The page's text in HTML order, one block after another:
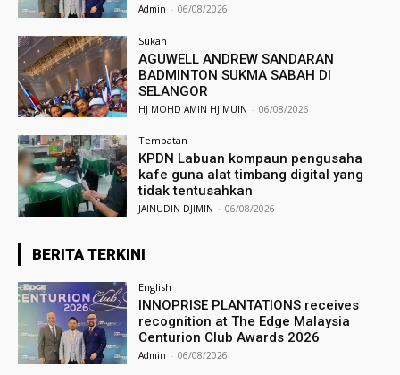
Admin - 06/08/2026
Sukan
AGUWELL ANDREW SANDARAN
BADMINTON SUKMA SABAH DI
SELANGOR
HJ MOHD AMIN HJ MUIN - 06/08/2026
Tempatan
KPDN Labuan kompaun pengusaha
kafe guna alat timbang digital yang
tidak tentusahkan
JAINUDIN DJIMIN - 06/08/2026
BERITA TERKINI
English
INNOPRISE PLANTATIONS receives
recognition at The Edge Malaysia
Centurion Club Awards 2026
Admin - 06/08/2026